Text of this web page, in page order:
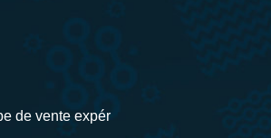
de vente expér